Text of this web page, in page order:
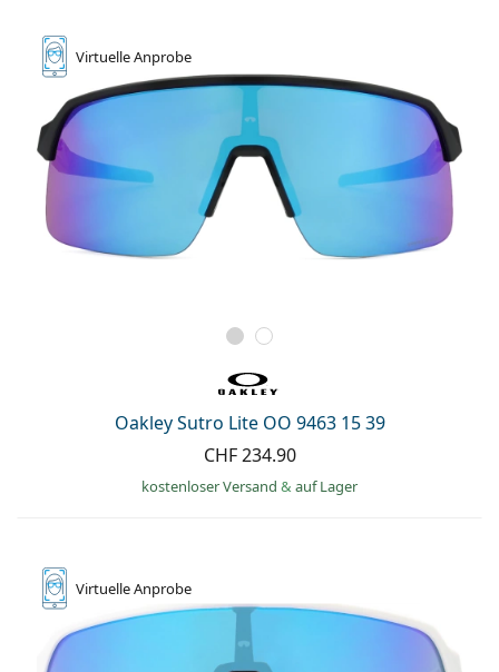
VirtuelleAnprobe
Oakley Sutro Lite OO 9463 15 39
CHF 234.90
kostenloser Versand & auf Lager
VirtuelleAnprobe